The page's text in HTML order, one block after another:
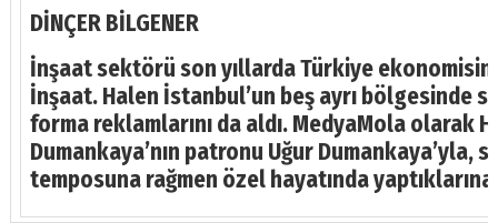
DİNÇER BİLGENER
İnşaat sektörü son yıllarda Türkiye
İnşaat. Halen İstanbul’un beş ayrı bölgesinde
forma reklamlarını da aldı. MedyaMola olarak
Dumankaya’nın patronu Uğur Dumankaya’yla,
temposuna rağmen özel hayatında